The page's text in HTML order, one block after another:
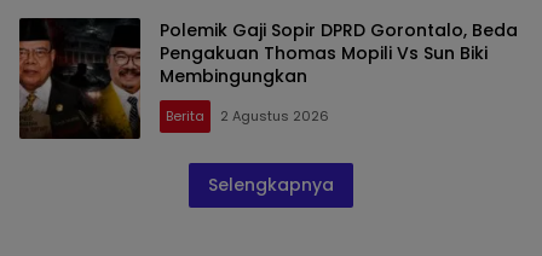
Polemik Gaji Sopir DPRD Gorontalo, Beda
Pengakuan Thomas Mopili Vs Sun Biki
Membingungkan
Berita 2 Agustus 2026
Selengkapnya